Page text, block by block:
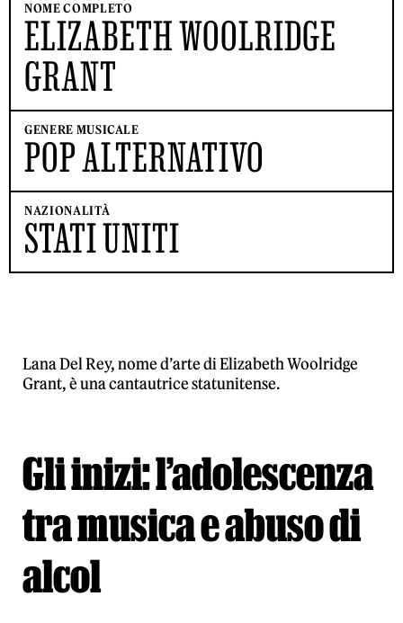
NOME COMPLETO
ELIZABETH WOOLRIDGE
GRANT
GENERE MUSICALE
POP ALTERNATIVO
NAZIONALITÀ
STATI UNITI
Lana Del Rey, nome d’arte di Elizabeth Woolridge
Grant, è una cantautrice statunitense.
Gli inizi: l’adolescenza
tra musica e abuso di
alcol